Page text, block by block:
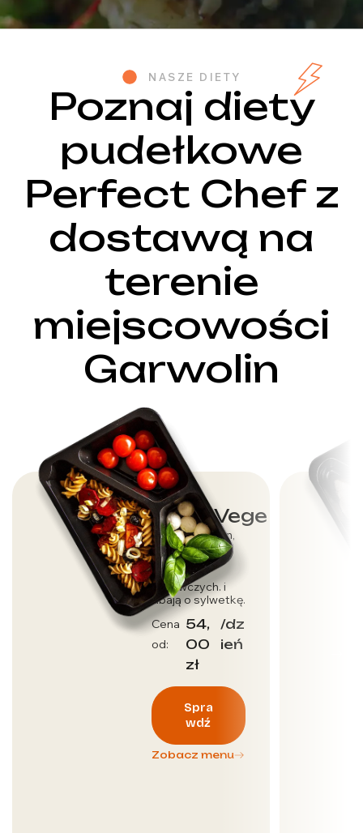
NASZE DIETY
Poznaj diety
pudełkowe
Perfect Chef z
dostawą na
terenie
miejscowości
Garwolin
Dieta Vege
Dla wegetarian,
którzy dbają o
dostarczenie
wartości
odżywczych. i
dbają o sylwetkę.
Cena
od:
54,
00
zł
/dz
ień
Spra
wdź
Zobacz menu